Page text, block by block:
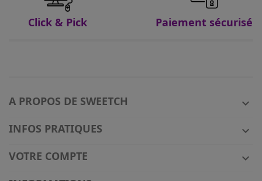
Click & Pick Paiement sécurisé
A PROPOS DE SWEETCH

INFOS PRATIQUES

VOTRE COMPTE
